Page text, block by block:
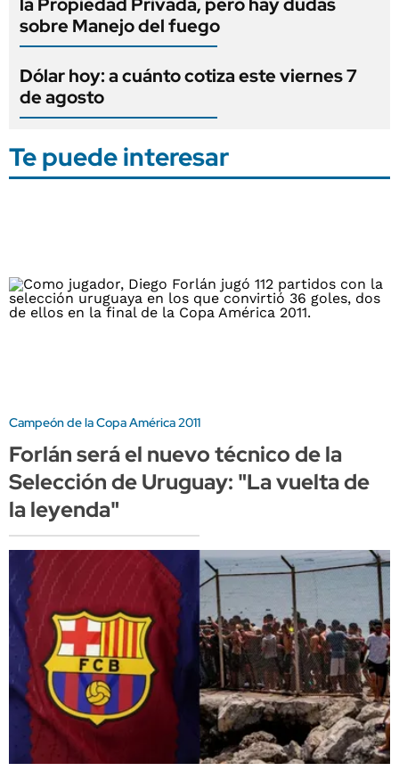
sobre Manejo del fuego
Dólar hoy: a cuánto cotiza este viernes 7
de agosto
Te puede interesar
Campeón de la Copa América 2011
Forlán será el nuevo técnico de la
Selección de Uruguay: "La vuelta de
la leyenda"